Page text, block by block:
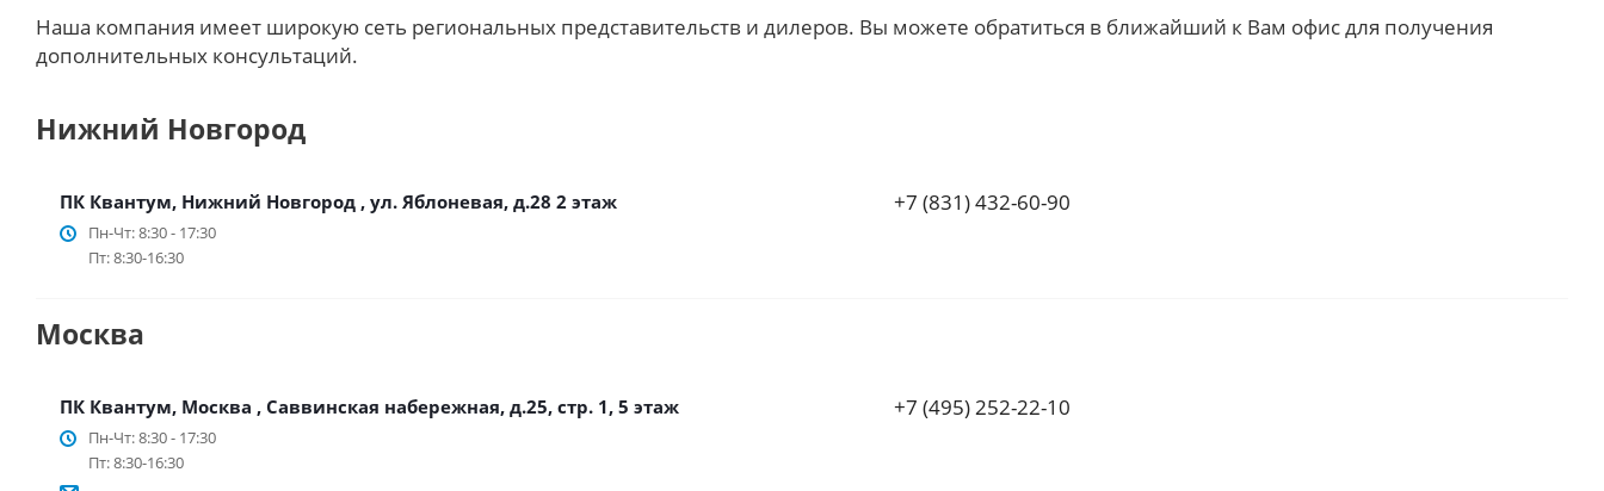
Наша компания имеет широкую сеть региональных представительств и дилеров. Вы можете обратиться в ближайший к Вам офис для получения
дополнительных консультаций.
Нижний Новгород
ПК Квантум, Нижний Новгород , ул. Яблоневая, д.28 2 этаж
Пн-Чт: 8:30 - 17:30
Пт: 8:30-16:30
+7 (831) 432-60-90
Москва
ПК Квантум, Москва , Саввинская набережная, д.25, стр. 1, 5 этаж
Пн-Чт: 8:30 - 17:30
Пт: 8:30-16:30
+7 (495) 252-22-10